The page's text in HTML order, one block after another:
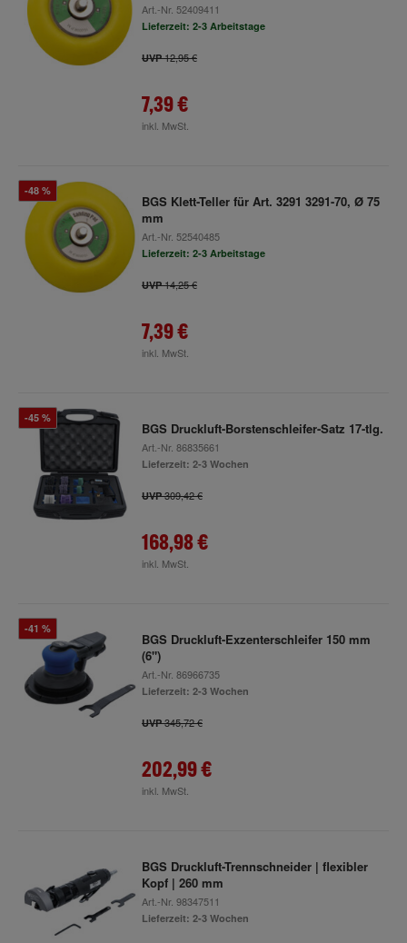
Art.-Nr. 52409411
Lieferzeit: 2-3 Arbeitstage
UVP12,95 €
7,39 €
inkl. MwSt.
-48 %
BGS Klett-Teller für Art. 3291 3291-70, Ø 75
mm
Art.-Nr. 52540485
Lieferzeit: 2-3 Arbeitstage
UVP14,25 €
7,39 €
inkl. MwSt.
-45 %
BGS Druckluft-Borstenschleifer-Satz 17-tlg.
Art.-Nr. 86835661
Lieferzeit: 2-3 Wochen
UVP309,42 €
168,98 €
inkl. MwSt.
-41 %
BGS Druckluft-Exzenterschleifer 150 mm
(6")
Art.-Nr. 86966735
Lieferzeit: 2-3 Wochen
UVP345,72 €
202,99 €
inkl. MwSt.
BGS Druckluft-Trennschneider | flexibler
Kopf | 260 mm
Art.-Nr. 98347511
Lieferzeit: 2-3 Wochen